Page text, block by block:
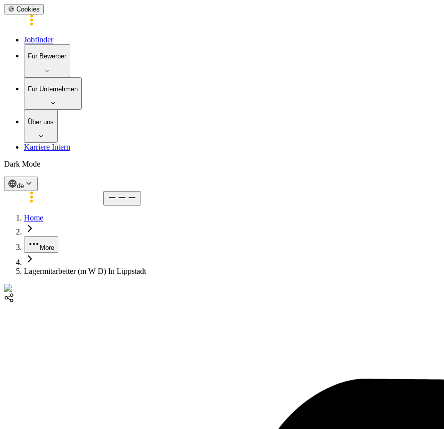
🍪 Cookies
Jobfinder
Für Bewerber
Für Unternehmen
Über uns
Karriere Intern
Dark Mode
de
Home
More
Lagermitarbeiter (m W D) In Lippstadt